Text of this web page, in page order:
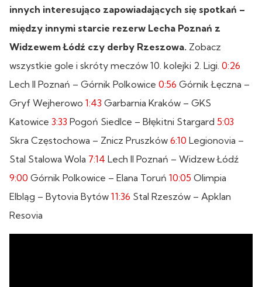
innych interesująco zapowiadających się spotkań –
między innymi starcie rezerw Lecha Poznań z
Widzewem Łódź czy derby Rzeszowa. Zobacz
wszystkie gole i skróty meczów 10. kolejki 2. Ligi. 0:26
Lech II Poznań – Górnik Polkowice 0:56 Górnik Łęczna –
Gryf Wejherowo 1:43 Garbarnia Kraków – GKS
Katowice 3:33 Pogoń Siedlce – Błękitni Stargard 5:03
Skra Częstochowa – Znicz Pruszków 6:10 Legionovia –
Stal Stalowa Wola 7:14 Lech II Poznań – Widzew Łódź
9:00 Górnik Polkowice – Elana Toruń 10:05 Olimpia
Elbląg – Bytovia Bytów 11:36 Stal Rzeszów – Apklan
Resovia